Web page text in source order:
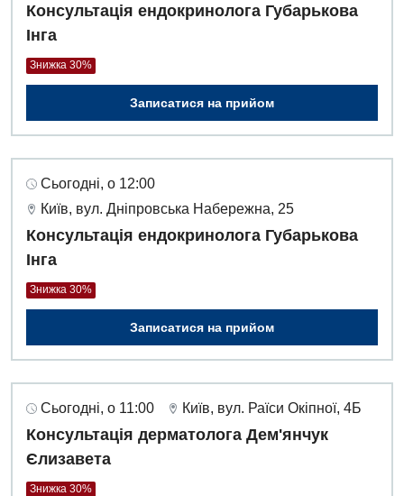
Консультація ендокринолога Губарькова
Інга
Знижка 30%
Записатися на прийом
Сьогодні, о 12:00
Київ, вул. Дніпровська Набережна, 25
Консультація ендокринолога Губарькова
Інга
Знижка 30%
Записатися на прийом
Сьогодні, о 11:00 Київ, вул. Раїси Окіпної, 4Б
Консультація дерматолога Дем'янчук
Єлизавета
Знижка 30%